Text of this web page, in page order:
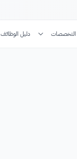
التخصصات دليل الوظائف